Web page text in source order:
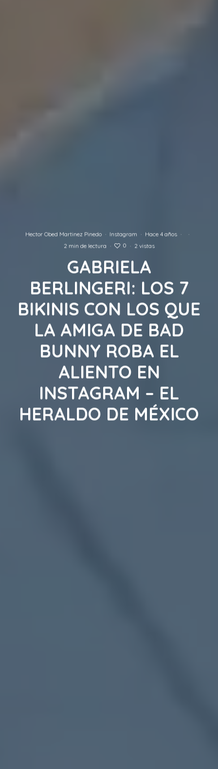
Hector Obed Martinez Pinedo · Instagram · Hace 4 años ·
·
2 min de lectura · 0 · 2 vistas
GABRIELA
BERLINGERI: LOS 7
BIKINIS CON LOS QUE
LA AMIGA DE BAD
BUNNY ROBA EL
ALIENTO EN
INSTAGRAM – EL
HERALDO DE MÉXICO